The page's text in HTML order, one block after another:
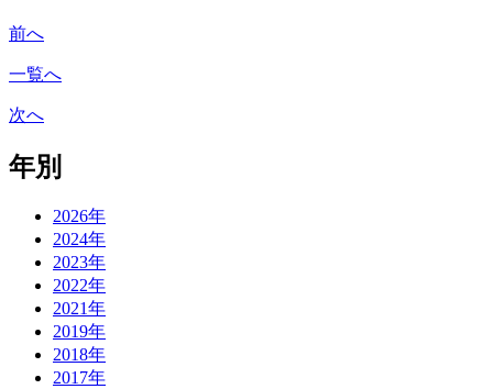
前へ
一覧へ
次へ
年別
2026年
2024年
2023年
2022年
2021年
2019年
2018年
2017年